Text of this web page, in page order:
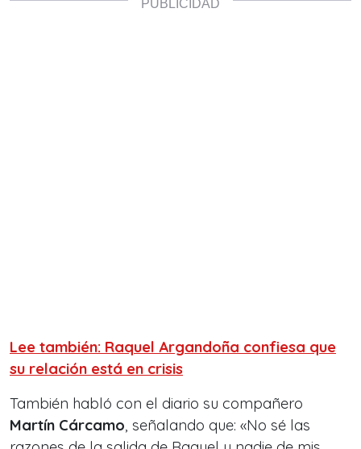
Lee también: Raquel Argandoña confiesa que
su relación está en crisis
También habló con el diario su compañero
Martín Cárcamo, señalando que: «No sé las